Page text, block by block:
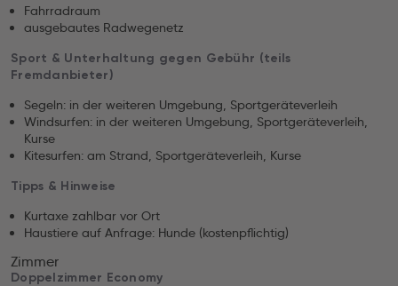
Fahrradraum
ausgebautes Radwegenetz
Sport & Unterhaltung gegen Gebühr (teils
Fremdanbieter)
Segeln: in der weiteren Umgebung, Sportgeräteverleih
Windsurfen: in der weiteren Umgebung, Sportgeräteverleih,
Kurse
Kitesurfen: am Strand, Sportgeräteverleih, Kurse
Tipps & Hinweise
Kurtaxe zahlbar vor Ort
Haustiere auf Anfrage: Hunde (kostenpflichtig)
Zimmer
Doppelzimmer Economy